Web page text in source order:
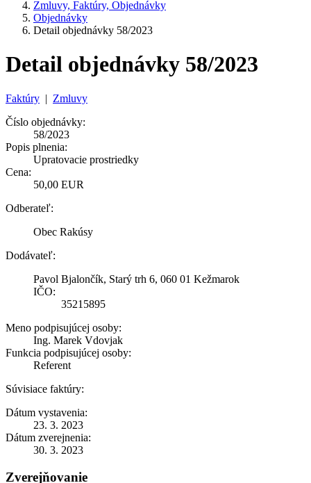
Zmluvy, Faktúry, Objednávky
Objednávky
Detail objednávky 58/2023
Detail objednávky 58/2023
Faktúry | Zmluvy
Číslo objednávky:
58/2023
Popis plnenia:
Upratovacie prostriedky
Cena:
50,00 EUR
Odberateľ:
Obec Rakúsy
Dodávateľ:
Pavol Bjalončík, Starý trh 6, 060 01 Kežmarok
IČO:
35215895
Meno podpisujúcej osoby:
Ing. Marek Vdovjak
Funkcia podpisujúcej osoby:
Referent
Súvisiace faktúry:
Dátum vystavenia:
23. 3. 2023
Dátum zverejnenia:
30. 3. 2023
Zverejňovanie